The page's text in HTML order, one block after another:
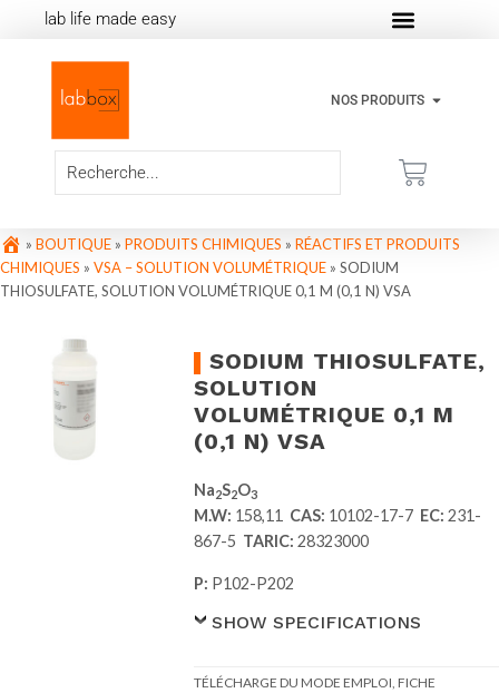
lab life made easy
NOS PRODUITS
» BOUTIQUE » PRODUITS CHIMIQUES » RÉACTIFS ET PRODUITS
CHIMIQUES » VSA – SOLUTION VOLUMÉTRIQUE » SODIUM
THIOSULFATE, SOLUTION VOLUMÉTRIQUE 0,1 M (0,1 N) VSA
SODIUM THIOSULFATE,
SOLUTION
VOLUMÉTRIQUE 0,1 M
(0,1 N) VSA
Na2S2O3
M.W: 158,11 CAS: 10102-17-7 EC:231-
867-5 TARIC:28323000
P: P102-P202
SHOW SPECIFICATIONS
TÉLÉCHARGE DU MODE EMPLOI, FICHE